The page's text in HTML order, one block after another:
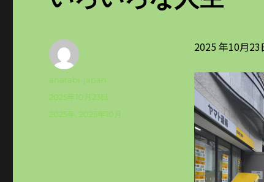
2025 年10月
投
anatabi-japan
投
2025年10月23日
カ
2025年 2025年10月